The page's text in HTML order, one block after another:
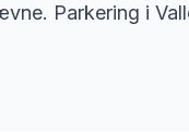
Parkering i